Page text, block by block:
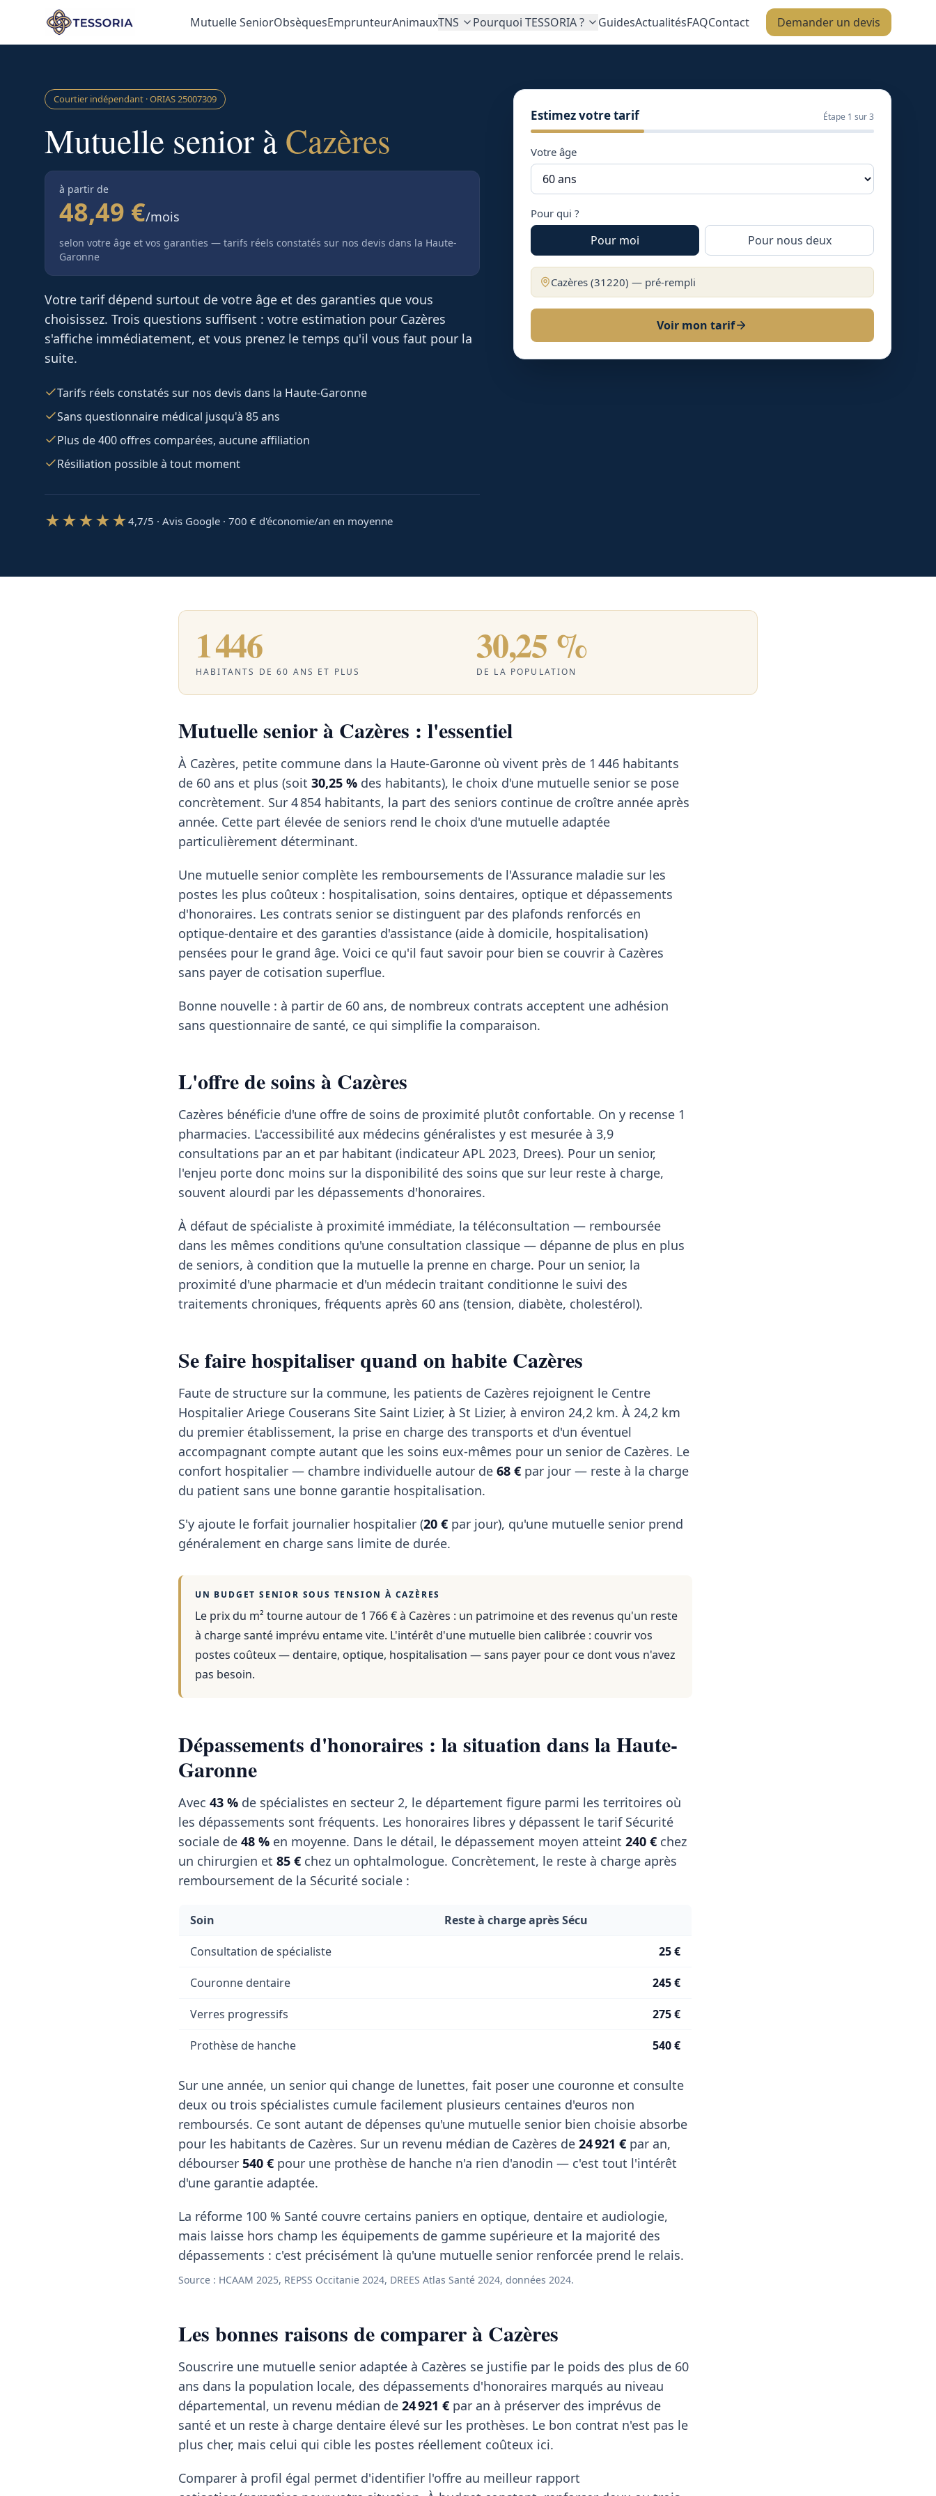
Aller au contenu principal
Mutuelle SeniorObsèquesEmprunteurAnimauxTNS Pourquoi TESSORIA ? GuidesActualitésFAQContact Demander un devis
Courtier indépendant · ORIAS25007309
Mutuelle senior àCazères
à partir de
48,49 €/mois
selon votre âge et vos garanties — tarifs réels constatés sur nos devis dans la Haute-
Garonne
Votre tarif dépend surtout de votre âge et des garanties que vous
choisissez. Trois questions suffisent : votre estimation pour Cazères
s'affiche immédiatement, et vous prenez le temps qu'il vous faut pour la
suite.
Tarifs réels constatés sur nos devis dans la Haute-Garonne
Sans questionnaire médical jusqu'à 85 ans
Plus de 400 offres comparées, aucune affiliation
Résiliation possible à tout moment
★★★★★4,7/5 · Avis Google · 700 € d'économie/an en moyenne
Estimez votre tarif Étape 1 sur 3
Votre âge
Pour qui ?
Pour moi Pour nous deux
Cazères(31220) — pré-rempli
Voir mon tarif
1 446
HABITANTS DE 60 ANS ET PLUS
30,25 %
DE LA POPULATION
Mutuelle senior à Cazères : l'essentiel
À Cazères, petite commune dans la Haute-Garonne où vivent près de 1 446 habitants
de 60 ans et plus (soit 30,25 % des habitants), le choix d'une mutuelle senior se pose
concrètement. Sur 4 854 habitants, la part des seniors continue de croître année après
année. Cette part élevée de seniors rend le choix d'une mutuelle adaptée
particulièrement déterminant.
Une mutuelle senior complète les remboursements de l'Assurance maladie sur les
postes les plus coûteux : hospitalisation, soins dentaires, optique et dépassements
d'honoraires. Les contrats senior se distinguent par des plafonds renforcés en
optique-dentaire et des garanties d'assistance (aide à domicile, hospitalisation)
pensées pour le grand âge. Voici ce qu'il faut savoir pour bien se couvrir à Cazères
sans payer de cotisation superflue.
Bonne nouvelle : à partir de 60 ans, de nombreux contrats acceptent une adhésion
sans questionnaire de santé, ce qui simplifie la comparaison.
L'offre de soins à Cazères
Cazères bénéficie d'une offre de soins de proximité plutôt confortable. On y recense 1
pharmacies. L'accessibilité aux médecins généralistes y est mesurée à 3,9
consultations par an et par habitant (indicateur APL 2023, Drees). Pour un senior,
l'enjeu porte donc moins sur la disponibilité des soins que sur leur reste à charge,
souvent alourdi par les dépassements d'honoraires.
À défaut de spécialiste à proximité immédiate, la téléconsultation — remboursée
dans les mêmes conditions qu'une consultation classique — dépanne de plus en plus
de seniors, à condition que la mutuelle la prenne en charge. Pour un senior, la
proximité d'une pharmacie et d'un médecin traitant conditionne le suivi des
traitements chroniques, fréquents après 60 ans (tension, diabète, cholestérol).
Se faire hospitaliser quand on habite Cazères
Faute de structure sur la commune, les patients de Cazères rejoignent le Centre
Hospitalier Ariege Couserans Site Saint Lizier, à St Lizier, à environ 24,2 km. À 24,2 km
du premier établissement, la prise en charge des transports et d'un éventuel
accompagnant compte autant que les soins eux-mêmes pour un senior de Cazères. Le
confort hospitalier — chambre individuelle autour de 68 € par jour — reste à la charge
du patient sans une bonne garantie hospitalisation.
S'y ajoute le forfait journalier hospitalier (20 € par jour), qu'une mutuelle senior prend
généralement en charge sans limite de durée.
UN BUDGET SENIOR SOUS TENSION À CAZÈRES
Le prix du m² tourne autour de 1 766 €à Cazères : un patrimoine et des revenus qu'un reste
à charge santé imprévu entame vite. L'intérêt d'une mutuelle bien calibrée : couvrir vos
postes coûteux — dentaire, optique, hospitalisation — sans payer pour ce dont vous n'avez
pas besoin.
Dépassements d'honoraires : la situation dans la Haute-
Garonne
Avec 43 % de spécialistes en secteur 2, le département figure parmi les territoires où
les dépassements sont fréquents. Les honoraires libres y dépassent le tarif Sécurité
sociale de 48 % en moyenne. Dans le détail, le dépassement moyen atteint 240 € chez
un chirurgien et 85 € chez un ophtalmologue. Concrètement, le reste à charge après
remboursement de la Sécurité sociale :
Soin Reste à charge après Sécu
Consultation de spécialiste 25 €
Couronne dentaire 245 €
Verres progressifs 275 €
Prothèse de hanche 540 €
Sur une année, un senior qui change de lunettes, fait poser une couronne et consulte
deux ou trois spécialistes cumule facilement plusieurs centaines d'euros non
remboursés. Ce sont autant de dépenses qu'une mutuelle senior bien choisie absorbe
pour les habitants de Cazères. Sur un revenu médian de Cazères de 24 921 € par an,
débourser 540 € pour une prothèse de hanche n'a rien d'anodin — c'est tout l'intérêt
d'une garantie adaptée.
La réforme 100 % Santé couvre certains paniers en optique, dentaire et audiologie,
mais laisse hors champ les équipements de gamme supérieure et la majorité des
dépassements : c'est précisément là qu'une mutuelle senior renforcée prend le relais.
Source : HCAAM 2025, REPSS Occitanie 2024, DREES Atlas Santé 2024, données 2024.
Les bonnes raisons de comparer à Cazères
Souscrire une mutuelle senior adaptée à Cazères se justifie par le poids des plus de 60
ans dans la population locale, des dépassements d'honoraires marqués au niveau
départemental, un revenu médian de 24 921 € par an à préserver des imprévus de
santé et un reste à charge dentaire élevé sur les prothèses. Le bon contrat n'est pas le
plus cher, mais celui qui cible les postes réellement coûteux ici.
Comparer à profil égal permet d'identifier l'offre au meilleur rapport